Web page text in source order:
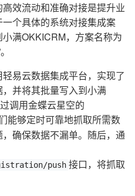
效流动和准确对接是提升业
个具体的系统对接集成案
满OKKICRM，方案名称为
易云数据集成平台，实现了
并将其批量写入到小满
调用金蝶云星空的
能够定时可靠地抓取所需数
确保数据不漏单。随后，通
push 接口，将抓取